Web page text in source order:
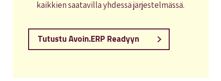
kaikkien saatavilla yhdessä järjestelmässä.
Tutustu Avoin.ERP Readyyn